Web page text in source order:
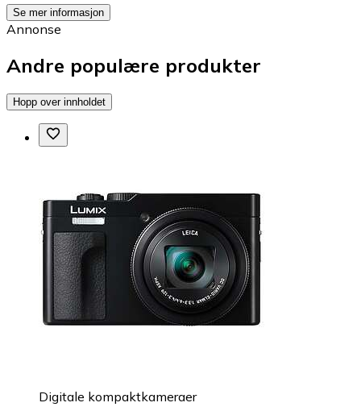
Se mer informasjon
Annonse
Andre populære produkter
Hopp over innholdet
Digitale kompaktkameraer